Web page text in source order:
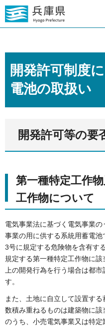
開発許可制度
電池の取扱い
開発許可等の要
第一種特定工作
工作物について
電気事業法に基づく電気事業
事業の用に供する系統用蓄電
3号に規定する危険物を含有す
規定する第一種特定工作物に
上の開発行為を行う場合は都
す。
また、土地に自立して設置す
数積み重ねるものは建築物に
のうち、小売電気事業又は特